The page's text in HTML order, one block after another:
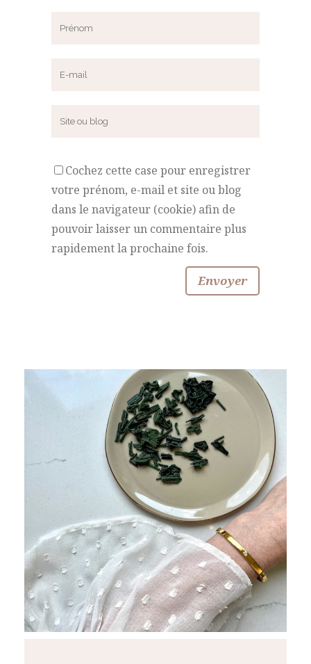
Cochez cette case pour enregistrer
votre prénom, e-mail et site ou blog
dans le navigateur (cookie) afin de
pouvoir laisser un commentaire plus
rapidement la prochaine fois.